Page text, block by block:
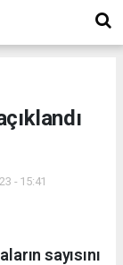
- 15:41
sayısını